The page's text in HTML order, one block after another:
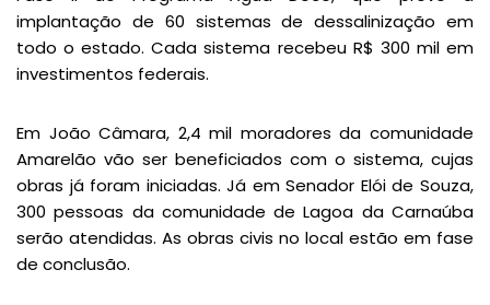
implantação de 60 sistemas de dessalinização em
todo o estado. Cada sistema recebeu R$ 300 mil em
investimentos federais.
Em João Câmara, 2,4 mil moradores da comunidade
Amarelão vão ser beneficiados com o sistema, cujas
obras já foram iniciadas. Já em Senador Elói de Souza,
300 pessoas da comunidade de Lagoa da Carnaúba
serão atendidas. As obras civis no local estão em fase
de conclusão.